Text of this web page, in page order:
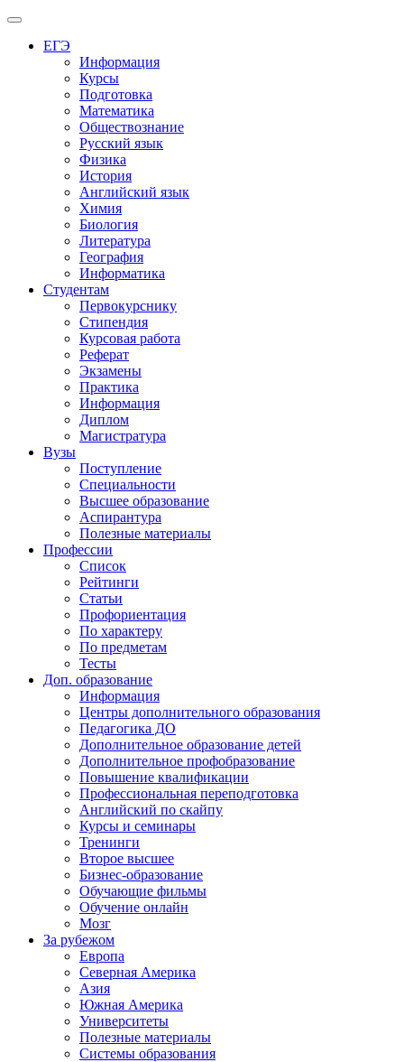
Меню
ЕГЭ
Информация
Курсы
Подготовка
Математика
Обществознание
Русский язык
Физика
История
Английский язык
Химия
Биология
Литература
География
Информатика
Студентам
Первокурснику
Стипендия
Курсовая работа
Реферат
Экзамены
Практика
Информация
Диплом
Магистратура
Вузы
Поступление
Специальности
Высшее образование
Аспирантура
Полезные материалы
Профессии
Список
Рейтинги
Статьи
Профориентация
По характеру
По предметам
Тесты
Доп. образование
Информация
Центры дополнительного образования
Педагогика ДО
Дополнительное образование детей
Дополнительное профобразование
Повышение квалификации
Профессиональная переподготовка
Английский по скайпу
Курсы и семинары
Тренинги
Второе высшее
Бизнес-образование
Обучающие фильмы
Обучение онлайн
Мозг
За рубежом
Европа
Северная Америка
Азия
Южная Америка
Университеты
Полезные материалы
Системы образования